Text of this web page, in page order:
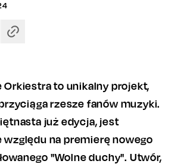
Orkiestra to unikalny projekt,
rzesze fanów muzyki.
już edycja, jest
względu na premierę nowego
"Wolne duchy". Utwór,